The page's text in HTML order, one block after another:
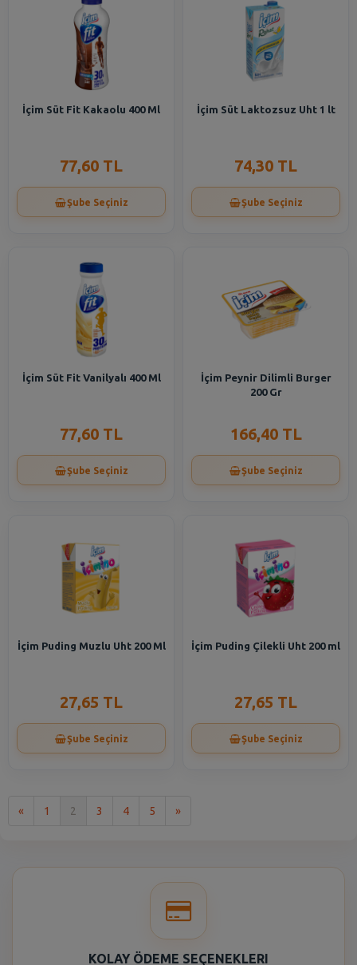
İçim Süt Fit Kakaolu 400 Ml
77,60 TL
Şube Seçiniz
İçim Süt Laktozsuz Uht 1 lt
74,30 TL
Şube Seçiniz
İçim Süt Fit Vanilyalı 400 Ml
77,60 TL
Şube Seçiniz
İçim Peynir Dilimli Burger
200 Gr
166,40 TL
Şube Seçiniz
İçim Puding Muzlu Uht 200 Ml
27,65 TL
Şube Seçiniz
İçim Puding Çilekli Uht 200 ml
27,65 TL
Şube Seçiniz
« 1 2 3 4 5 »Son
KOLAY ÖDEME SEÇENEKLERI